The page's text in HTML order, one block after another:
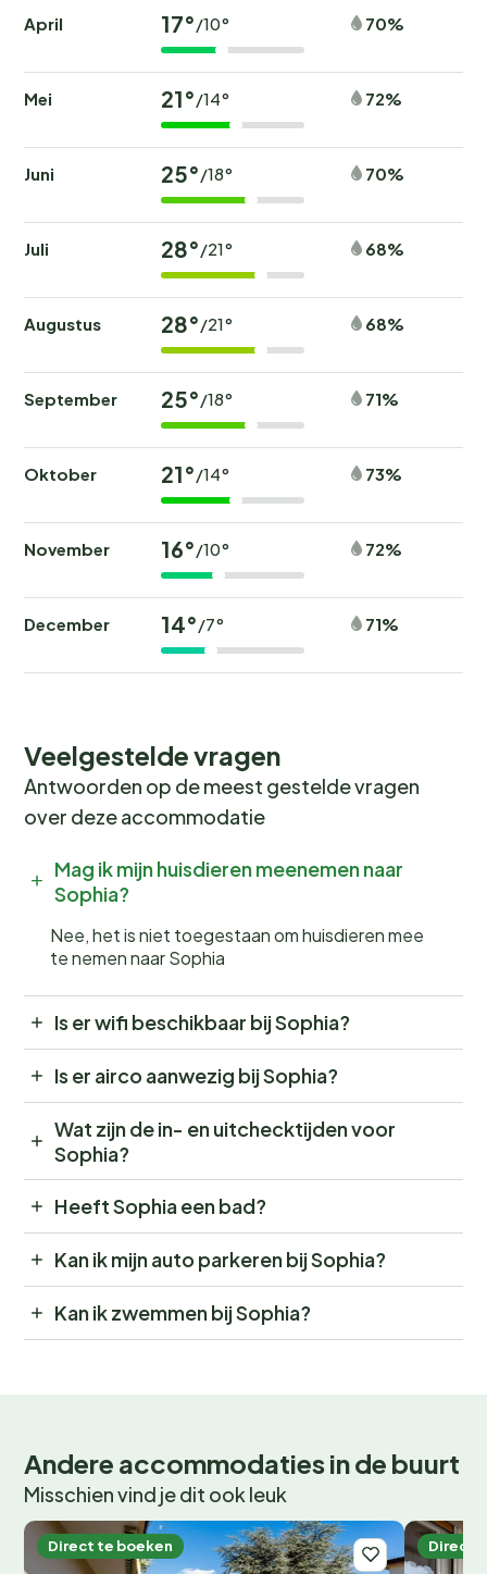
April 17°/10° 70%
Mei 21°/14° 72%
Juni 25°/18° 70%
Juli 28°/21° 68%
Augustus 28°/21° 68%
September 25°/18° 71%
Oktober 21°/14° 73%
November 16°/10° 72%
December 14°/7° 71%
Veelgestelde vragen
Antwoorden op de meest gestelde vragen
over deze accommodatie
Mag ik mijn huisdieren meenemen naar
Sophia?
Nee, het is niet toegestaan om huisdieren mee
te nemen naar Sophia
Is er wifi beschikbaar bij Sophia?
Is er airco aanwezig bij Sophia?
Wat zijn de in- en uitchecktijden voor
Sophia?
Heeft Sophia een bad?
Kan ik mijn auto parkeren bij Sophia?
Kan ik zwemmen bij Sophia?
Andere accommodaties in de buurt
Misschien vind je dit ook leuk
Direct te boeken Direct